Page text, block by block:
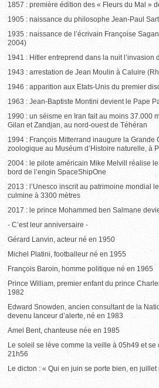
1857 : première édition des « Fleurs du Mal »
1905 : naissance du philosophe Jean-Paul
1935 : naissance de l’écrivain Françoise
2004)
1941 : Hitler entreprend dans la nuit l’invasion
1943 : arrestation de Jean Moulin à Caluire
1946 : apparition aux Etats-Unis du premier
1963 : Jean-Baptiste Montini devient le Pape
1990 : un séisme en Iran fait au moins 37.000
Gilan et Zandjan, au nord-ouest de Téhéran
1994 : François Mitterrand inaugure la Grande
zoologique au Muséum d’Histoire naturelle, à
2004 : le pilote américain Mike Melvill réalise
bord de l’engin SpaceShipOne
2013 : l’Unesco inscrit au patrimoine mondial
culmine à 3300 mètres
2017 : le prince Mohammed ben Salmane
- C’est leur anniversaire -
Gérard Lanvin, acteur né en 1950
Michel Platini, footballeur né en 1955
François Baroin, homme politique né en 1965
Prince William, premier enfant du prince
1982
Edward Snowden, ancien consultant de la
devenu lanceur d’alerte, né en 1983
Amel Bent, chanteuse née en 1985
Le soleil se lève comme la veille à 05h49 et
21h56
Le dicton : « Qui en juin se porte bien, en